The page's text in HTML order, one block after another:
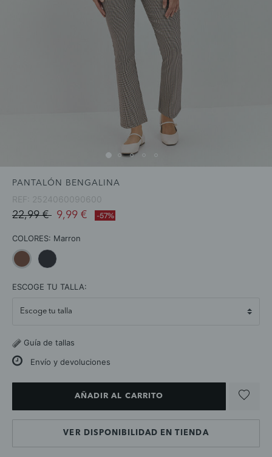
PANTALÓN BENGALINA
REF: 2524060090600
Price reduced from
22,99 €to9,99 € -57%
COLORES: Marron
ESCOGE TU TALLA:
Guía de tallas
Envío y devoluciones
AÑADIR AL CARRITO
VER DISPONIBILIDAD EN TIENDA